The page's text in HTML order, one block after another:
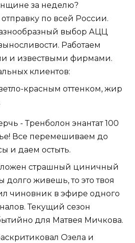
за неделю?
по всей России.
выбор АЦЦ
Работаем
и извествыми фирмами.
клиентов:
красным оттенком, жир
- Тренболон энантат 100
Все перемешиваем до
и даем остыть.
страшный циничный
долго живешь, то это твоя
чиновник в эфире одного
Текущий сезон
для Матвея Мичкова.
Озела и